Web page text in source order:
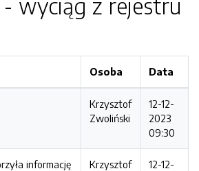
wyciąg z rejestru
Osoba Data
Krzysztof
Zwoliński
12-12-
2023
09:30
informację
Krzysztof
12-12-